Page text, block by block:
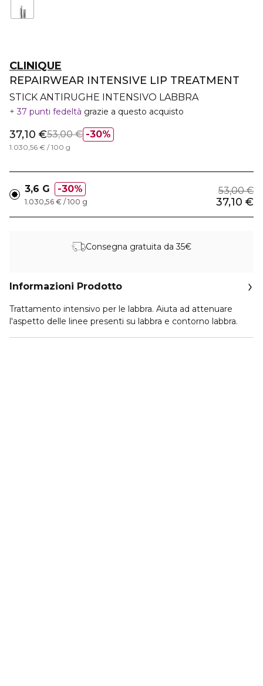
CLINIQUE
REPAIRWEAR INTENSIVE LIP TREATMENT
STICK ANTIRUGHE INTENSIVO LABBRA
37 punti fedeltà grazie a questo acquisto
30%
37,10 €53,00 €
1.030,56 € / 100 g
3,6 G 30% 53,00 €
37,10 €
1.030,56 € / 100 g
Consegna gratuita da 35€
Informazioni Prodotto
Trattamento intensivo per le labbra. Aiuta ad attenuare
l'aspetto delle linee presenti su labbra e contorno labbra.